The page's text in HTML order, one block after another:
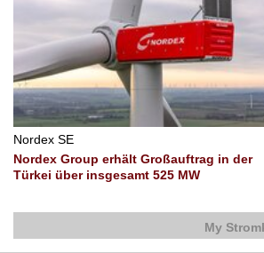
Nordex SE
Nordex Group erhält Großauftrag in der
Türkei über insgesamt 525 MW
My